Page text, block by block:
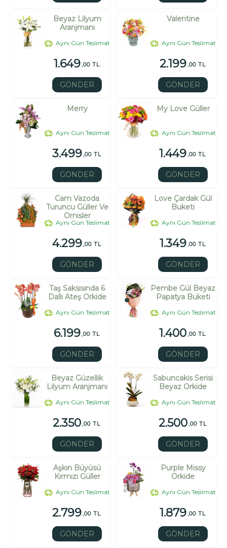
Beyaz Lilyum
Aranjmanı
Aynı Gün Teslimat
1.649,00 TL
GÖNDER
Valentine
Aynı Gün Teslimat
2.199,00 TL
GÖNDER
Merry
Aynı Gün Teslimat
3.499,00 TL
GÖNDER
My Love Güller
Aynı Gün Teslimat
1.449,00 TL
GÖNDER
Cam Vazoda
Turuncu Güller Ve
Ornisler
Aynı Gün Teslimat
4.299,00 TL
GÖNDER
Love Çardak Gül
Buketi
Aynı Gün Teslimat
1.349,00 TL
GÖNDER
Taş Saksısında 6
Dallı Ateş Orkide
Aynı Gün Teslimat
6.199,00 TL
GÖNDER
Pembe Gül Beyaz
Papatya Buketi
Aynı Gün Teslimat
1.400,00 TL
GÖNDER
Beyaz Güzellik
Lilyum Aranjmanı
Aynı Gün Teslimat
2.350,00 TL
GÖNDER
Sabuncakis Serisi
Beyaz Orkide
Aynı Gün Teslimat
2.500,00 TL
GÖNDER
Aşkın Büyüsü
Kırmızı Güller
Aynı Gün Teslimat
2.799,00 TL
GÖNDER
Purple Missy
Orkide
Aynı Gün Teslimat
1.879,00 TL
GÖNDER